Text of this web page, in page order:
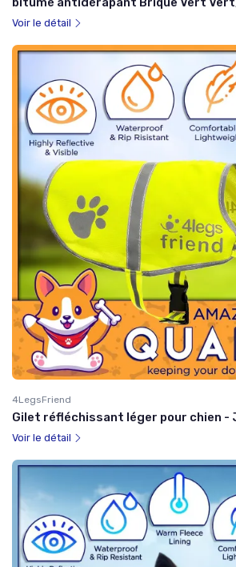
Voir le détail
4LegsFriend
Gilet réfléchissant léger pour chien -
Voir le détail